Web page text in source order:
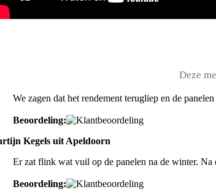
Deze
We zagen dat het rendement terugliep en de
Beoordeling:
Kegels uit Apeldoorn
Er zat flink wat vuil op de panelen na de winter. Na
Beoordeling: